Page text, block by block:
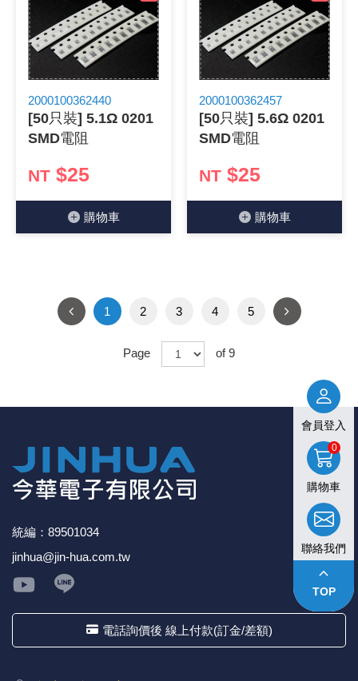
2000100362440
[50只裝] 5.1Ω 0201
SMD電阻
NT $25
購物⾞
2000100362457
[50只裝] 5.6Ω 0201
SMD電阻
NT $25
購物⾞
1 2 3 4 5
Page of 9
會員登入
購物車
0
聯絡我們
keyboard_arrow_up
TOP
統編：89501034
jinhua@jin-hua.com.tw
電話詢價後 線上付款(訂金/差額)